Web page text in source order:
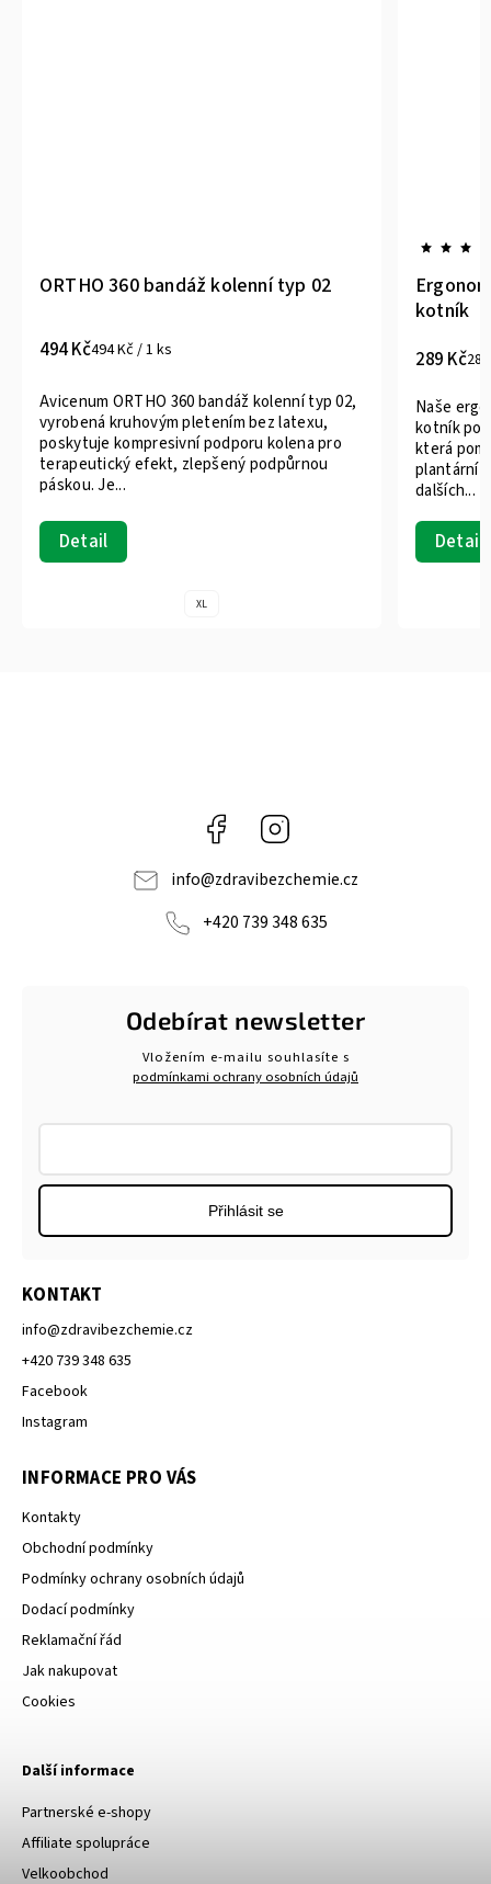
ORTHO 360 bandáž kolenní typ 02
494 Kč494 Kč / 1 ks
Detail
Avicenum ORTHO 360 bandáž kolenní typ 02,
vyrobená kruhovým pletením bez latexu,
poskytuje kompresivní podporu kolena pro
terapeutický efekt, zlepšený podpůrnou
páskou. Je...
XL
kotník
289 Kč
Detail
Naše
kotník
která
plantární
dalších...
Facebook
info@zdravibezchemie.cz
+420 739 348 635
KONTAKT
info@zdravibezchemie.cz
+420 739 348 635
Facebook
Instagram
INFORMACE PRO VÁS
Kontakty
Obchodní podmínky
Podmínky ochrany osobních údajů
Dodací podmínky
Reklamační řád
Jak nakupovat
Cookies
Odebírat newsletter
Vložením e-mailu souhlasíte s
podmínkami ochrany osobních údajů
Přihlásit se
Další informace
Partnerské e-shopy
Affiliate spolupráce
Velkoobchod